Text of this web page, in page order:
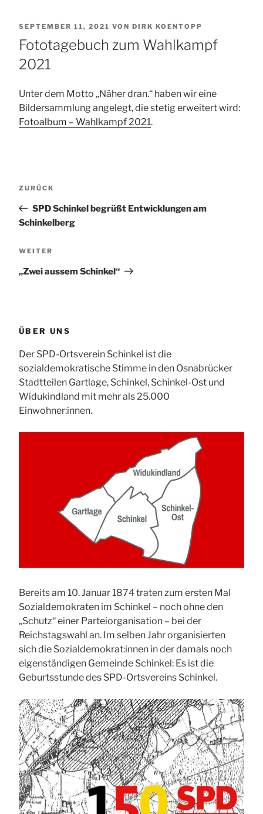
VERÖFFENTLICHT
AM
SEPTEMBER 11, 2021 VON DIRK KOENTOPP
Fototagebuch zum Wahlkampf
2021
Unter dem Motto „Näher dran.“ haben wir eine
Bildersammlung angelegt, die stetig erweitert wird:
Fotoalbum – Wahlkampf 2021.
Vorheriger
ZURÜCK
SPD Schinkel begrüßt Entwicklungen am
Schinkelberg
Nächster
WEITER
„Zwei aussem Schinkel“
ÜBER UNS
Der SPD-Ortsverein Schinkel ist die
sozialdemokratische Stimme in den Osnabrücker
Stadtteilen Gartlage, Schinkel, Schinkel-Ost und
Widukindland mit mehr als 25.000
Einwohner:innen.
Bereits am 10. Januar 1874 traten zum ersten Mal
Sozialdemokraten im Schinkel – noch ohne den
„Schutz“ einer Parteiorganisation – bei der
Reichstagswahl an. Im selben Jahr organisierten
sich die Sozialdemokrat:innen in der damals noch
eigenständigen Gemeinde Schinkel: Es ist die
Geburtsstunde des SPD-Ortsvereins Schinkel.